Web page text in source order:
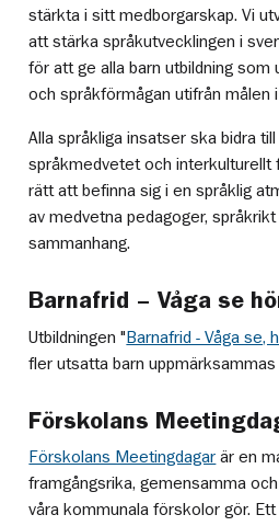
stärkta i sitt medborgarskap. Vi
att stärka språkutvecklingen i
för att ge alla barn utbildning
och språkförmågan utifrån målen
Alla språkliga insatser ska bidra
språkmedvetet och interkulturellt
rätt att befinna sig i en språklig
av medvetna pedagoger,
sammanhang.
Barnafrid – Våga se
Utbildningen "Barnafrid - Våga se,
fler utsatta barn
Förskolans
Förskolans Meetingdagar är en
framgångsrika, gemensamma
våra kommunala förskolor gör.